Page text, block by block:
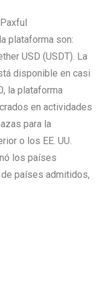
plataforma son:
USD (USDT). La
disponible en casi
la plataforma
en actividades
para la
o los EE. UU.
los países
países admitidos,